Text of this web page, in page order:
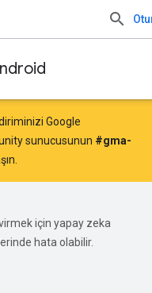
Google
sunucusunun #gma-
için yapay zeka
hata olabilir.